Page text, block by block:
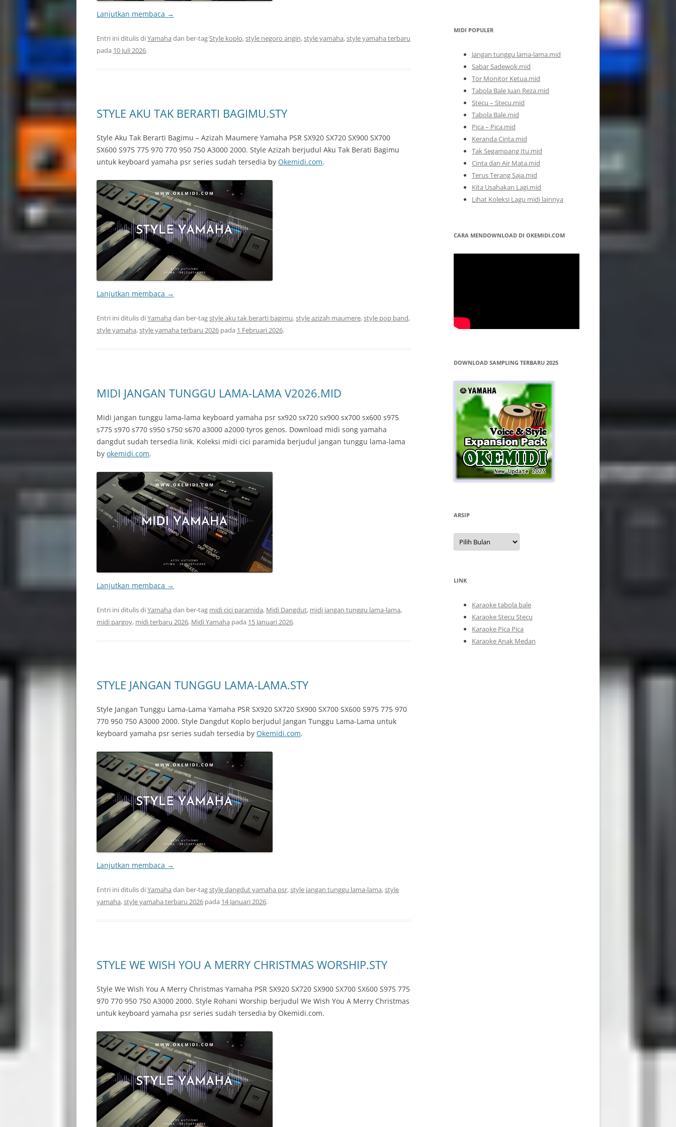
Lanjutkan membaca →
Entri ini ditulis diYamaha dan ber-tagStyle koplo,style negoro angin,style yamaha,style yamaha terbaru
pada 10 Juli 2026.
STYLE AKU TAK BERARTI BAGIMU.STY
Style Aku Tak Berarti Bagimu – Azizah Maumere Yamaha PSR SX920 SX720 SX900 SX700
SX600 S975 775 970 770 950 750 A3000 2000. Style Azizah berjudul Aku Tak Berati Bagimu
untuk keyboard yamaha psr series sudah tersedia by Okemidi.com.
Lanjutkan membaca →
Entri ini ditulis diYamaha dan ber-tagstyle aku tak berarti bagimu,style azizah maumere,style pop band,
style yamaha,style yamaha terbaru 2026 pada 1 Februari 2026.
MIDI JANGAN TUNGGU LAMA-LAMA V2026.MID
Midi jangan tunggu lama-lama keyboard yamaha psr sx920 sx720 sx900 sx700 sx600 s975
s775 s970 s770 s950 s750 s670 a3000 a2000 tyros genos. Download midi song yamaha
dangdut sudah tersedia lirik. Koleksi midi cici paramida berjudul jangan tunggu lama-lama
by okemidi.com.
Lanjutkan membaca →
Entri ini ditulis diYamaha dan ber-tag midi cici paramida, Midi Dangdut, midi jangan tunggu lama-lama,
midi pargoy, midi terbaru 2026, Midi Yamaha pada 15 Januari 2026.
STYLE JANGAN TUNGGU LAMA-LAMA.STY
Style Jangan Tunggu Lama-Lama Yamaha PSR SX920 SX720 SX900 SX700 SX600 S975 775 970
770 950 750 A3000 2000. Style Dangdut Koplo berjudul Jangan Tunggu Lama-Lama untuk
keyboard yamaha psr series sudah tersedia by Okemidi.com.
Lanjutkan membaca →
Entri ini ditulis diYamaha dan ber-tagstyle dangdut yamaha psr,style jangan tunggu lama-lama,style
yamaha,style yamaha terbaru 2026 pada 14 Januari 2026.
STYLE WE WISH YOU A MERRY CHRISTMAS WORSHIP.STY
Style We Wish You A Merry Christmas Yamaha PSR SX920 SX720 SX900 SX700 SX600 S975 775
970 770 950 750 A3000 2000. Style Rohani Worship berjudul We Wish You A Merry Christmas
untuk keyboard yamaha psr series sudah tersedia by Okemidi.com.
MIDI POPULER
Jangan tunggu lama-lama.mid
Sabar Sadewok.mid
Tor Monitor Ketua.mid
Tabola Bale Juan Reza.mid
Stecu – Stecu.mid
Tabola Bale.mid
Pica – Pica.mid
Keranda Cinta.mid
Tak Segampang Itu.mid
Cinta dan Air Mata.mid
Terus Terang Saja.mid
Kita Usahakan Lagi.mid
Lihat Koleksi Lagu midi lainnya
CARA MENDOWNLOAD DI OKEMIDI.COM
DOWNLOAD SAMPLING TERBARU 2025
ARSIP
Arsip
LINK
Karaoke tabola bale
Karaoke Stecu Stecu
Karaoke Pica Pica
Karaoke Anak Medan